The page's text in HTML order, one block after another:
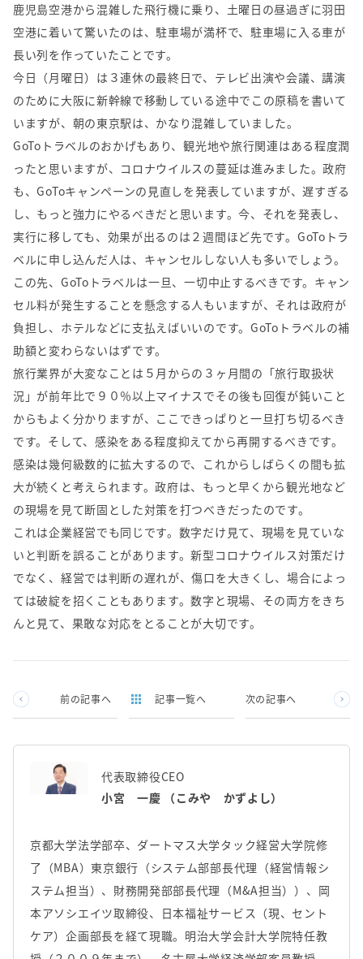
鹿児島空港から混雑した飛行機に乗り、土曜日の昼過ぎに羽田
空港に着いて驚いたのは、駐車場が満杯で、駐車場に入る車が
長い列を作っていたことです。
今日（月曜日）は３連休の最終日で、テレビ出演や会議、講演
のために大阪に新幹線で移動している途中でこの原稿を書いて
いますが、朝の東京駅は、かなり混雑していました。
GoToトラベルのおかげもあり、観光地や旅行関連はある程度潤
ったと思いますが、コロナウイルスの蔓延は進みました。政府
も、GoToキャンペーンの見直しを発表していますが、遅すぎる
し、もっと強力にやるべきだと思います。今、それを発表し、
実行に移しても、効果が出るのは２週間ほど先です。GoToトラ
ベルに申し込んだ人は、キャンセルしない人も多いでしょう。
この先、GoToトラベルは一旦、一切中止するべきです。キャン
セル料が発生することを懸念する人もいますが、それは政府が
負担し、ホテルなどに支払えばいいのです。GoToトラベルの補
助額と変わらないはずです。
旅行業界が大変なことは５月からの３ヶ月間の「旅行取扱状
況」が前年比で９０％以上マイナスでその後も回復が鈍いこと
からもよく分かりますが、ここできっぱりと一旦打ち切るべき
です。そして、感染をある程度抑えてから再開するべきです。
感染は幾何級数的に拡大するので、これからしばらくの間も拡
大が続くと考えられます。政府は、もっと早くから観光地など
の現場を見て断固とした対策を打つべきだったのです。
これは企業経営でも同じです。数字だけ見て、現場を見ていな
いと判断を誤ることがあります。新型コロナウイルス対策だけ
でなく、経営では判断の遅れが、傷口を大きくし、場合によっ
ては破綻を招くこともあります。数字と現場、その両方をきち
んと見て、果敢な対応をとることが大切です。
前の記事へ 記事一覧へ 次の記事へ
代表取締役CEO
小宮 一慶 （こみや かずよし）
京都大学法学部卒、ダートマス大学タック経営大学院修
了（MBA）東京銀行（システム部部長代理（経営情報シ
ステム担当）、財務開発部部長代理（M&A担当））、岡
本アソシエイツ取締役、日本福祉サービス（現、セント
ケア）企画部長を経て現職。明治大学会計大学院特任教